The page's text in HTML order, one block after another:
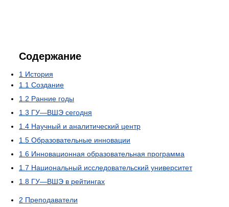
Содержание
1 История
1.1 Создание
1.2 Ранние годы
1.3 ГУ—ВШЭ сегодня
1.4 Научный и аналитический центр
1.5 Образовательные инновации
1.6 Инновационная образовательная программа
1.7 Национальный исследовательский университет
1.8 ГУ—ВШЭ в рейтингах
2 Преподаватели